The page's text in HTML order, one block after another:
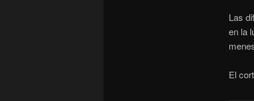
Las
en la
El